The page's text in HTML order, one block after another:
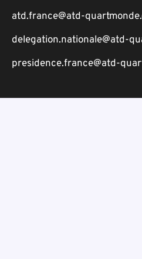
atd.france@atd-
delegation.nationale@atd-
presidence.france@atd-